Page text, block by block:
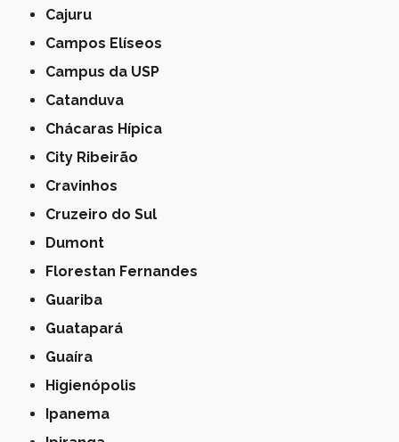
Cajuru
Campos Elíseos
Campus da USP
Catanduva
Chácaras Hípica
City Ribeirão
Cravinhos
Cruzeiro do Sul
Dumont
Florestan Fernandes
Guariba
Guatapará
Guaíra
Higienópolis
Ipanema